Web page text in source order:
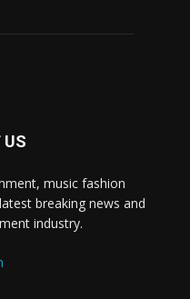
US
music fashion
breaking news and
industry.